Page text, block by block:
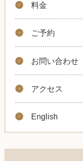
料金
ご予約
お問い合わせ
アクセス
English